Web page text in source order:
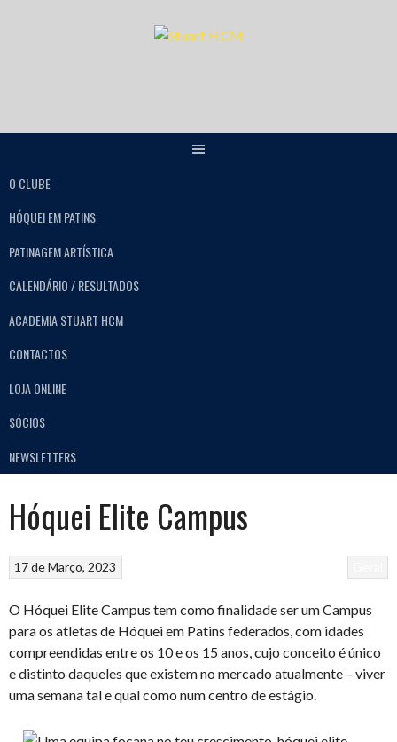
O CLUBE
HÓQUEI EM PATINS
PATINAGEM ARTÍSTICA
CALENDÁRIO / RESULTADOS
ACADEMIA STUART HCM
CONTACTOS
LOJA ONLINE
SÓCIOS
NEWSLETTERS
Hóquei Elite Campus
17 de Março, 2023
O Hóquei Elite Campus tem como finalidade ser um Campus
para os atletas de Hóquei em Patins federados, com idades
compreendidas entre os 10 e os 15 anos, cujo conceito é único
e distinto daqueles que existem no mercado atualmente – viver
uma semana tal e qual como num centro de estágio.